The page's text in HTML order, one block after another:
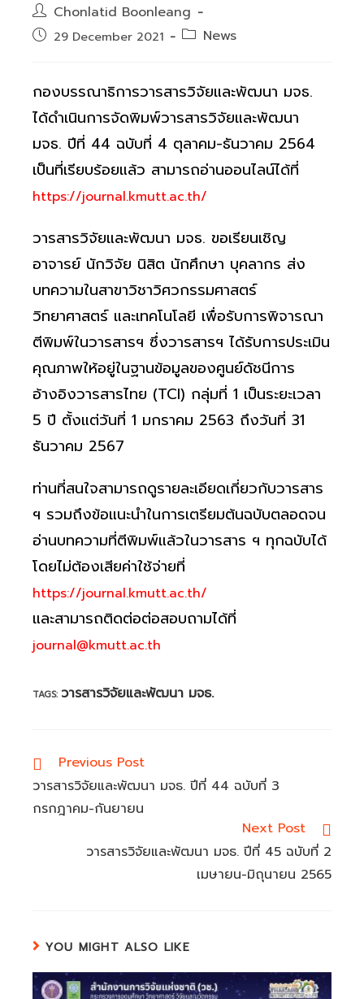
Post
author:
Chonlatid Boonleang
Post29 December 2021
PostNews
กองบรรณาธิการวารสารวิจัยและพัฒนา มจธ.
ได้ดำเนินการจัดพิมพ์วารสารวิจัยและพัฒนา
มจธ. ปีที่ 44 ฉบับที่ 4 ตุลาคม-ธันวาคม 2564
เป็นที่เรียบร้อยแล้ว สามารถอ่านออนไลน์ได้ที่
https://journal.kmutt.ac.th/
วารสารวิจัยและพัฒนา มจธ. ขอเรียนเชิญ
อาจารย์ นักวิจัย นิสิต นักศึกษา บุคลากร ส่ง
บทความในสาขาวิชาวิศวกรรมศาสตร์
วิทยาศาสตร์ และเทคโนโลยี เพื่อรับการพิจารณา
ตีพิมพ์ในวารสารฯ ซึ่งวารสารฯ ได้รับการประเมิน
คุณภาพให้อยู่ในฐานข้อมูลของศูนย์ดัชนีการ
อ้างอิงวารสารไทย (TCI) กลุ่มที่ 1 เป็นระยะเวลา
5 ปี ตั้งแต่วันที่ 1 มกราคม 2563 ถึงวันที่ 31
ธันวาคม 2567
ท่านที่สนใจสามารถดูรายละเอียดเกี่ยวกับวารสาร
ฯ รวมถึงข้อแนะนำในการเตรียมต้นฉบับตลอดจน
อ่านบทความที่ตีพิมพ์แล้วในวารสาร ฯ ทุกฉบับได้
โดยไม่ต้องเสียค่าใช้จ่ายที่
https://journal.kmutt.ac.th/
และสามารถติดต่อต่อสอบถามได้ที่
journal@kmutt.ac.th
TAGS: วารสารวิจัยและพัฒนา มจธ.
Read
articles
Previous Post
วารสารวิจัยและพัฒนา มจธ. ปีที่ 44 ฉบับที่ 3
กรกฎาคม-กันยายน
Next Post
วารสารวิจัยและพัฒนา มจธ. ปีที่ 45 ฉบับที่ 2
เมษายน-มิถุนายน 2565
YOU MIGHT ALSO LIKE